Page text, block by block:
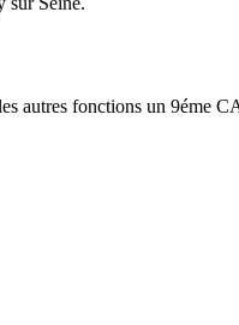
autres fonctions un 9éme